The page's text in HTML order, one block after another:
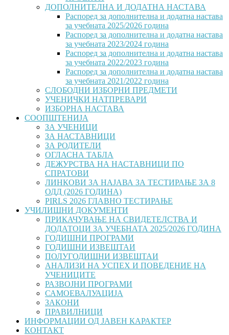
ДОПОЛНИТЕЛНА И ДОДАТНА НАСТАВА
Распоред за дополнителна и додатна настава
за учебната 2025/2026 година
Распоред за дополнителна и додатна настава
за учебната 2023/2024 година
Распоред за дополнителна и додатна настава
за учебната 2022/2023 година
Распоред за дополнителна и додатна настава
за учебната 2021/2022 година
СЛОБОДНИ ИЗБОРНИ ПРЕДМЕТИ
УЧЕНИЧКИ НАТПРЕВАРИ
ИЗБОРНА НАСТАВА
СООПШТЕНИЈА
ЗА УЧЕНИЦИ
ЗА НАСТАВНИЦИ
ЗА РОДИТЕЛИ
ОГЛАСНА ТАБЛА
ДЕЖУРСТВА НА НАСТАВНИЦИ ПО
СПРАТОВИ
ЛИНКОВИ ЗА НАЈАВА ЗА ТЕСТИРАЊЕ ЗА 8
ОДД (2026 ГОДИНА)
PIRLS 2026 ГЛАВНО ТЕСТИРАЊЕ
УЧИЛИШНИ ДОКУМЕНТИ
ПРИКАЧУВАЊЕ НА СВИДЕТЕЛСТВА И
ДОДАТОЦИ ЗА УЧЕБНАТА 2025/2026 ГОДИНА
ГОДИШНИ ПРОГРАМИ
ГОДИШНИ ИЗВЕШТАИ
ПОЛУГОДИШНИ ИЗВЕШТАИ
АНАЛИЗИ НА УСПЕХ И ПОВЕДЕНИЕ НА
УЧЕНИЦИТЕ
РАЗВОЈНИ ПРОГРАМИ
САМОЕВАЛУАЦИЈА
ЗАКОНИ
ПРАВИЛНИЦИ
ИНФОРМАЦИИ ОД ЈАВЕН КАРАКТЕР
КОНТАКТ